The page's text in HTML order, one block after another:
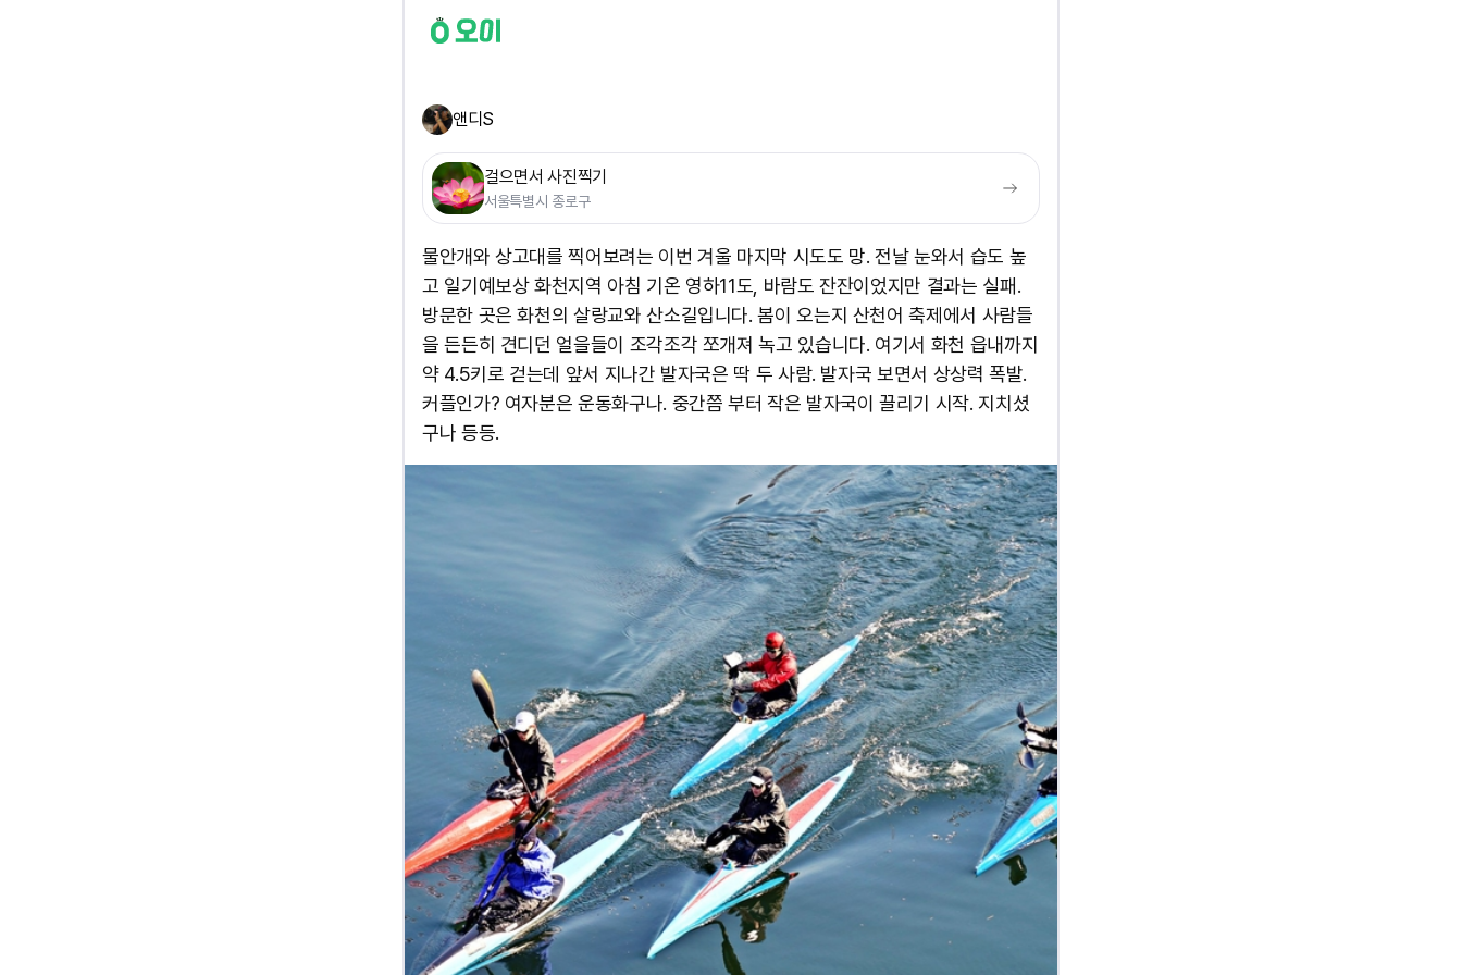
앤디S
걸으면서 사진찍기
서울특별시 종로구
물안개와 상고대를 찍어보려는 이번 겨울 마지막 시도도 망. 전날 눈와서 습도 높
고 일기예보상 화천지역 아침 기온 영하11도, 바람도 잔잔이었지만 결과는 실패.
방문한 곳은 화천의 살랑교와 산소길입니다. 봄이 오는지 산천어 축제에서 사람들
을 든든히 견디던 얼을들이 조각조각 쪼개져 녹고 있습니다. 여기서 화천 읍내까지
약 4.5키로 걷는데 앞서 지나간 발자국은 딱 두 사람. 발자국 보면서 상상력 폭발.
커플인가? 여자분은 운동화구나. 중간쯤 부터 작은 발자국이 끌리기 시작. 지치셨
구나 등등.